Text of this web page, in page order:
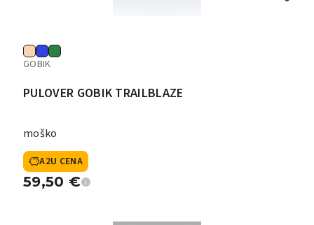
GOBIK
PULOVER GOBIK TRAILBLAZE
moško
A2U CENA
59,50 €